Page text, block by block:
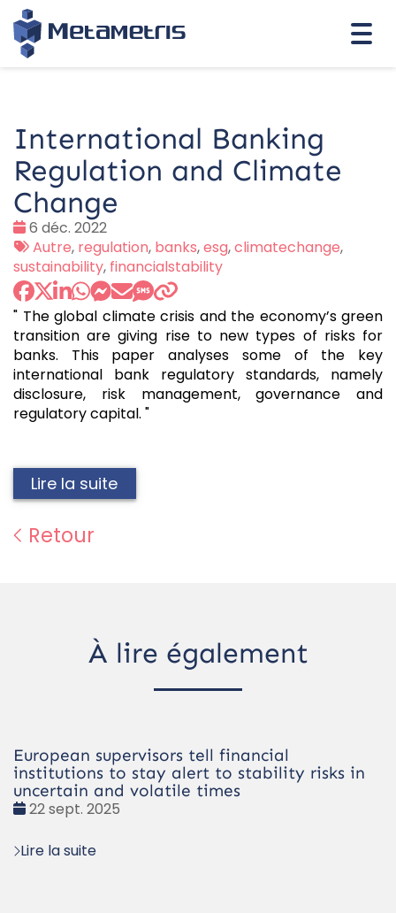
International Banking
Regulation and Climate
Change
Date
:
6 déc. 2022
Tags
:
Autre, regulation, banks,esg,climatechange,
sustainability, financialstability
" The global climate crisis and the economy’s green
transition are giving rise to new types of risks for
banks. This paper analyses some of the key
international bank regulatory standards, namely
disclosure, risk management, governance and
regulatory capital. "
Lire la suite
Retour
À lire également
European supervisors tell financial
institutions to stay alert to stability risks in
uncertain and volatile times
Date
22 sept. 2025
Lire la suite